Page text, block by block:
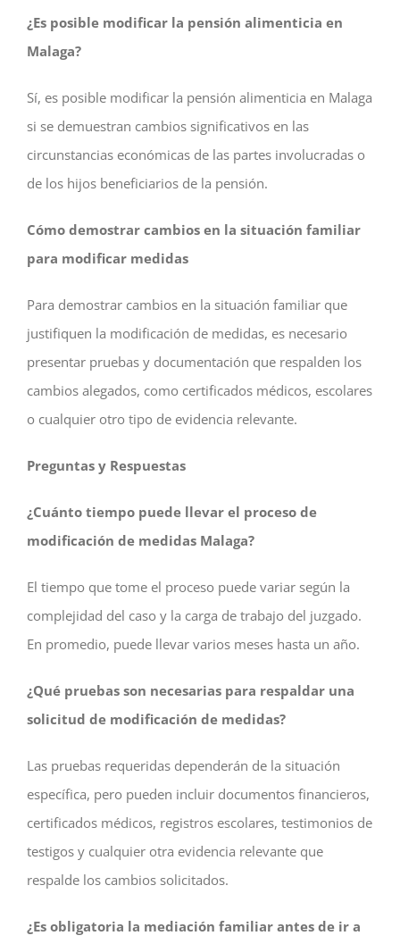
¿Es posible modificar la pensión alimenticia en
Malaga?
Sí, es posible modificar la pensión alimenticia en Malaga
si se demuestran cambios significativos en las
circunstancias económicas de las partes involucradas o
de los hijos beneficiarios de la pensión.
Cómo demostrar cambios en la situación familiar
para modificar medidas
Para demostrar cambios en la situación familiar que
justifiquen la modificación de medidas, es necesario
presentar pruebas y documentación que respalden los
cambios alegados, como certificados médicos, escolares
o cualquier otro tipo de evidencia relevante.
Preguntas y Respuestas
¿Cuánto tiempo puede llevar el proceso de
modificación de medidas Malaga?
El tiempo que tome el proceso puede variar según la
complejidad del caso y la carga de trabajo del juzgado.
En promedio, puede llevar varios meses hasta un año.
¿Qué pruebas son necesarias para respaldar una
solicitud de modificación de medidas?
Las pruebas requeridas dependerán de la situación
específica, pero pueden incluir documentos financieros,
certificados médicos, registros escolares, testimonios de
testigos y cualquier otra evidencia relevante que
respalde los cambios solicitados.
¿Es obligatoria la mediación familiar antes de ir a